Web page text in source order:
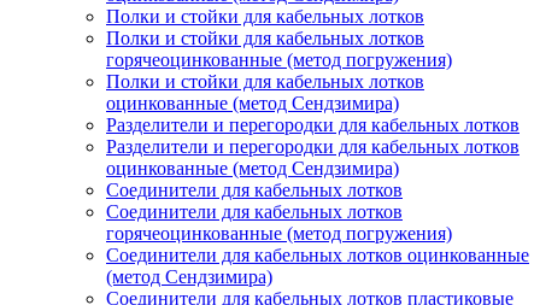
Полки и стойки для кабельных лотков
Полки и стойки для кабельных лотков
горячеоцинкованные (метод погружения)
Полки и стойки для кабельных лотков
оцинкованные (метод Сендзимира)
Разделители и перегородки для кабельных лотков
Разделители и перегородки для кабельных лотков
оцинкованные (метод Сендзимира)
Соединители для кабельных лотков
Соединители для кабельных лотков
горячеоцинкованные (метод погружения)
Соединители для кабельных лотков оцинкованные
(метод Сендзимира)
Соединители для кабельных лотков пластиковые